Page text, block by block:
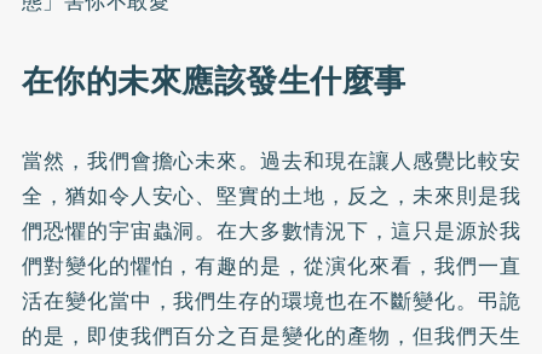
在你的未來應該發生什麼事
當然，我們會擔心未來。過去和現在讓人感覺比較安
全，猶如令人安心、堅實的土地，反之，未來則是我
們恐懼的宇宙蟲洞。在大多數情況下，這只是源於我
們對變化的懼怕，有趣的是，從演化來看，我們一直
活在變化當中，我們生存的環境也在不斷變化。弔詭
的是，即使我們百分之百是變化的產物，但我們天生